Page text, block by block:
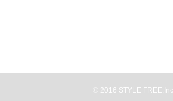
© 2016 STYLE FREE,Inc.